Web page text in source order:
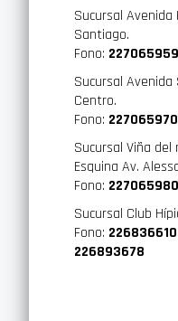
Sucursal Avenida
Santiago.
Fono: 227065959
Sucursal
Centro.
Fono: 227065970
Sucursal Viña del
Esquina Av.
Fono: 227065980
Sucursal Club
Fono:
226893678